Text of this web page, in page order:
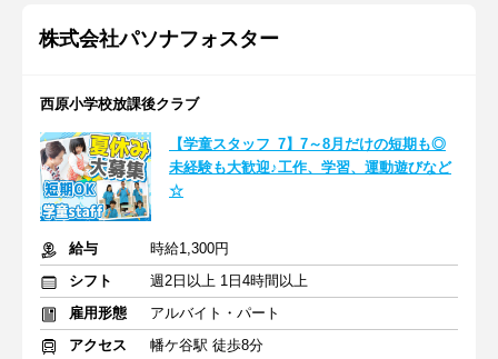
株式会社パソナフォスター
西原小学校放課後クラブ
【学童スタッフ_7】7～8月だけの短期も◎
未経験も大歓迎♪工作、学習、運動遊びなど
☆
給与
時給1,300円
シフト
週2日以上 1日4時間以上
雇用形態
アルバイト・パート
アクセス
幡ケ谷駅 徒歩8分